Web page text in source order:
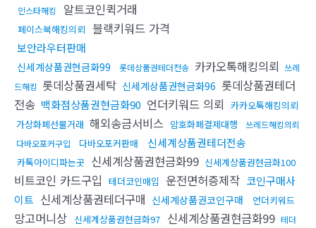
인스타해킹 알트코인퀵거래
페이스북해킹의뢰 블랙키워드 가격
보안라우터판매
신세계상품권현금화99 롯데상품권테더전송 카카오톡해킹의뢰 쓰레
드해킹 롯데상품권세탁 신세계상품권현금화96 롯데상품권테더
전송 백화점상품권현금화90 언더키워드 의뢰 카카오톡해킹의뢰
가상화폐선물거래 해외송금서비스 암호화폐결제대행
쓰레드해킹의뢰
다바오포커구입
다바오포커판매 신세계상품권테더전송
카톡아이디파는곳 신세계상품권현금화99 신세계상품권현금화100
비트코인 카드구입 테더코인매입 운전면허증제작 코인구매사
이트 신세계상품권테더구매 신세계상품권코인구매 언더키워드
망고머니상 신세계상품권현금화97 신세계상품권현금화99 테더